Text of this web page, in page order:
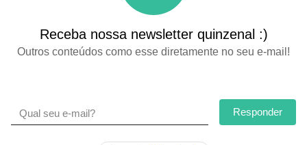
Receba nossa newsletter quinzenal :)
Outros conteúdos como esse diretamente no seu e-mail!
Responder